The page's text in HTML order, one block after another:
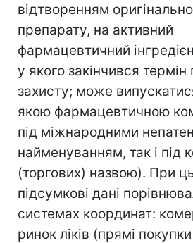
відтворенням
препарату, на активний
фармацевтичний
у якого закінчився термін
захисту; може
якою фармацевтичною
під міжнародними
найменуванням, так і під
(торгових) назвою). При
підсумкові дані
системах координат:
ринок ліків (прямі покупки